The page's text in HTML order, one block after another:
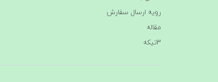
رویه ارسال سفارش
مقاله
3تیکه